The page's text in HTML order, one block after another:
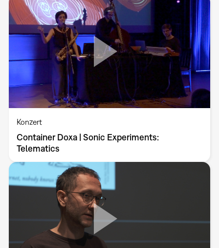
Konzert
Container Doxa | Sonic Experiments:
Telematics